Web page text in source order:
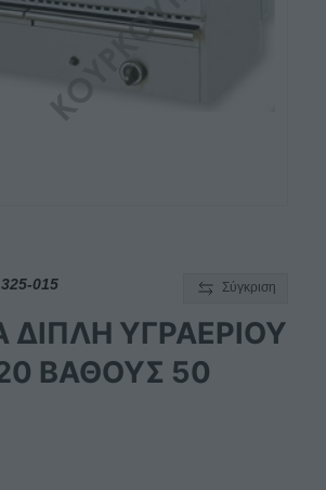
325-015 Σύγκριση
ΔΙΠΛΗ ΥΓΡΑΕΡΙΟΥ
ΒΑΘΟΥΣ 50